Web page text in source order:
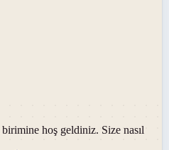
birimine hoş geldiniz. Size nasıl